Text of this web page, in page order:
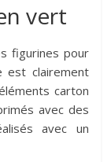
vert
figurines pour
est clairement
carton
avec des
avec un